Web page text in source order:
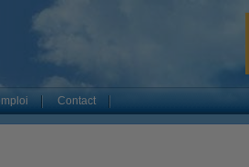
Contact